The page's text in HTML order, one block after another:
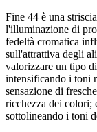
Fine 44 è una
l'illuminazione di
fedeltà cromatica
sull'attrattiva degli
valorizzare un tipo
intensificando i toni
sensazione di
ricchezza dei colori;
sottolineando i toni